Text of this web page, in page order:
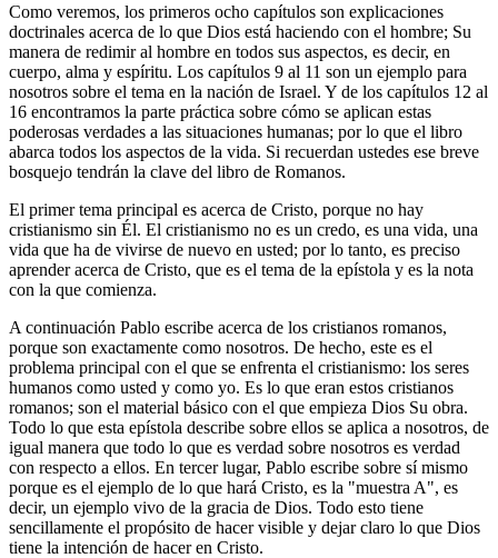
Como veremos, los primeros ocho capítulos son explicaciones
doctrinales acerca de lo que Dios está haciendo con el hombre; Su
manera de redimir al hombre en todos sus aspectos, es decir, en
cuerpo, alma y espíritu. Los capítulos 9 al 11 son un ejemplo para
nosotros sobre el tema en la nación de Israel. Y de los capítulos 12 al
16 encontramos la parte práctica sobre cómo se aplican estas
poderosas verdades a las situaciones humanas; por lo que el libro
abarca todos los aspectos de la vida. Si recuerdan ustedes ese breve
bosquejo tendrán la clave del libro de Romanos.
El primer tema principal es acerca de Cristo, porque no hay
cristianismo sin Él. El cristianismo no es un credo, es una vida, una
vida que ha de vivirse de nuevo en usted; por lo tanto, es preciso
aprender acerca de Cristo, que es el tema de la epístola y es la nota
con la que comienza.
A continuación Pablo escribe acerca de los cristianos romanos,
porque son exactamente como nosotros. De hecho, este es el
problema principal con el que se enfrenta el cristianismo: los seres
humanos como usted y como yo. Es lo que eran estos cristianos
romanos; son el material básico con el que empieza Dios Su obra.
Todo lo que esta epístola describe sobre ellos se aplica a nosotros, de
igual manera que todo lo que es verdad sobre nosotros es verdad
con respecto a ellos. En tercer lugar, Pablo escribe sobre sí mismo
porque es el ejemplo de lo que hará Cristo, es la "muestra A", es
decir, un ejemplo vivo de la gracia de Dios. Todo esto tiene
sencillamente el propósito de hacer visible y dejar claro lo que Dios
tiene la intención de hacer en Cristo.